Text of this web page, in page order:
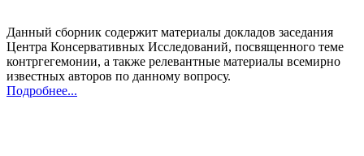
Данный сборник содержит материалы докла­дов заседания
Центра Консервативных Иссле­дований, посвященного теме
контргегемонии, а также релевантные материалы всемирно
из­вестных авторов по данному вопросу.
Подробнее...